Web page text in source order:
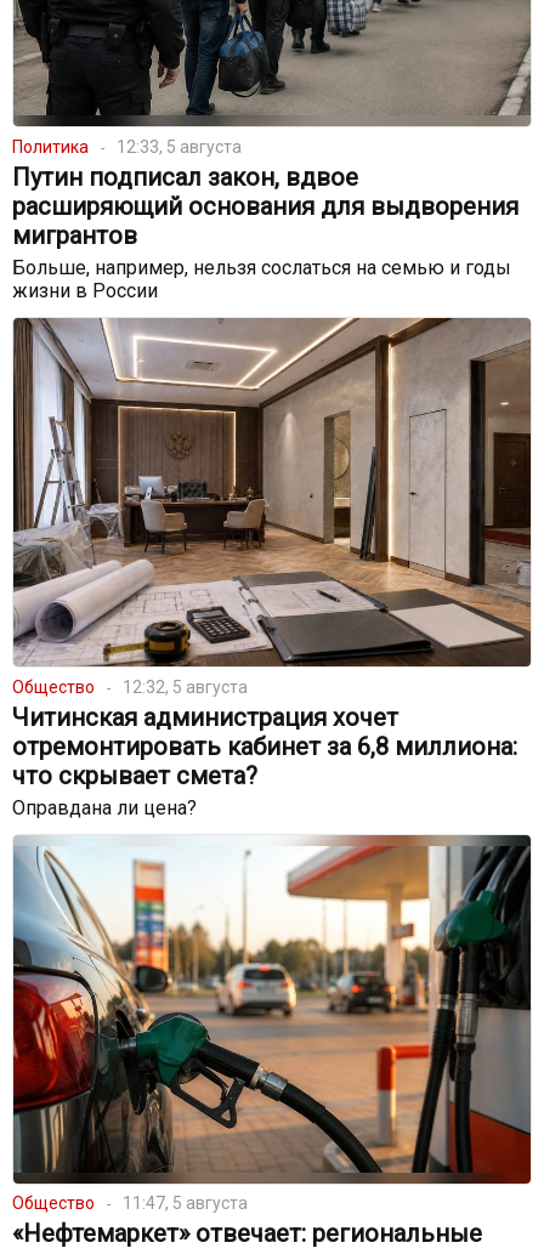
Политика 12:33, 5 августа
Путин подписал закон, вдвое
расширяющий основания для выдворения
мигрантов
Больше, например, нельзя сослаться на семью и годы
жизни в России
Общество 12:32, 5 августа
Читинская администрация хочет
отремонтировать кабинет за 6,8 миллиона:
что скрывает смета?
Оправдана ли цена?
Общество 11:47, 5 августа
«Нефтемаркет» отвечает: региональные